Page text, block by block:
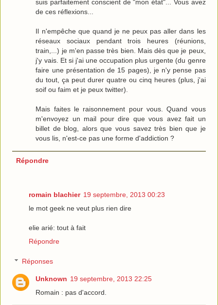
suis parfaitement conscient de "mon état"... Vous avez
de ces réflexions...
Il n'empêche que quand je ne peux pas aller dans les
réseaux sociaux pendant trois heures (réunions,
train,...) je m'en passe très bien. Mais dès que je peux,
j'y vais. Et si j'ai une occupation plus urgente (du genre
faire une présentation de 15 pages), je n'y pense pas
du tout, ça peut durer quatre ou cinq heures (plus, j'ai
soif ou faim et je peux twitter).
Mais faites le raisonnement pour vous. Quand vous
m'envoyez un mail pour dire que vous avez fait un
billet de blog, alors que vous savez très bien que je
vous lis, n'est-ce pas une forme d'addiction ?
Répondre
romain blachier 19 septembre, 2013 00:23
le mot geek ne veut plus rien dire
elie arié: tout à fait
Répondre
Réponses
Unknown 19 septembre, 2013 22:25
Romain : pas d'accord.